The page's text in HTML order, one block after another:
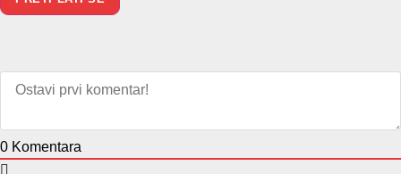
0 Komentara